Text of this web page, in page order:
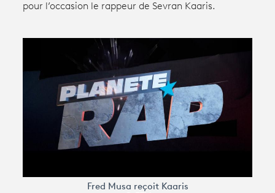
connexion
Avantages fidélité
Productions et innovation
pour l’occasion le rappeur de Sevran Kaaris.
Fred Musa reçoit Kaaris